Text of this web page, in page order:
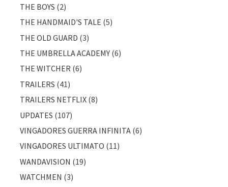
THE BOYS (2)
THE HANDMAID'S TALE (5)
THE OLD GUARD (3)
THE UMBRELLA ACADEMY (6)
THE WITCHER (6)
TRAILERS (41)
TRAILERS NETFLIX (8)
UPDATES (107)
VINGADORES GUERRA INFINITA (6)
VINGADORES ULTIMATO (11)
WANDAVISION (19)
WATCHMEN (3)